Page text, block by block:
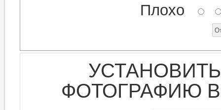
Плохо
ФОТОГРАФИЮ В